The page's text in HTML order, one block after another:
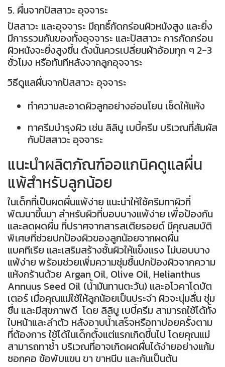
5. ผื่นจากปัสสาวะ อุจจาระ
ปัสสาวะ และอุจจาระ มีฤทธิ์กัดกร่อนผิวหนังสูง และยิ่ง
มีการรวมกันของทั้งอุจจาระ และปัสสาวะ การกัดกร่อน
ผิวหนังจะยิ่งสูงขึ้น ดังนั้นควรเปลี่ยนผ้าอ้อมทุก ๆ 2-3
ชั่วโมง หรือทันทีหลังจากลูกอุจจาระ
วิธีดูแลผื่นจากปัสสาวะ อุจจาระ
ทำความสะอาดผิวลูกอย่างอ่อนโยน เช็ดให้แห้ง
ทาครีมบำรุงผิว เช่น ลิลิบู เบบี้ครีม บริเวณที่สัมผัส
กับปัสสาวะ อุจจาระ
แนะนำผลิตภัณฑ์ออแกนิคดูแลผื่น
แพ้สำหรับลูกน้อย
ในเด็กที่เป็นผดผื่นแพ้ง่าย แนะนำให้ใช้ครีมทาผิวที่
พัฒนาขึ้นมา สำหรับผิวที่บอบบางแพ้ง่าย เพื่อป้องกัน
และลดผดผื่น ที่ปราศจากสารสเตียรอยด์ มีคุณสมบัติ
พิเศษที่ช่วยปกป้องผิวของลูกน้อยจากผดผื่น
แบคทีเรีย และเสริมสร้างชั้นผิวให้แข็งแรง ไม่บอบบาง
แพ้ง่าย พร้อมช่วยเพิ่มความชุ่มชื้นปกป้องผิวจากความ
แห้งกร้านด้วย Argan Oil, Olive Oil, Helianthus
Annuus Seed Oil (น้ำมันทานตะวัน) และอโวคาโดบัต
เตอร์ เมื่อคุณแม่ใช้ให้ลูกน้อยเป็นประจำ ผิวจะนุ่มลื่น ชุ่ม
ชื่น และมีสุขภาพดี โดย ลิลิบู เบบี้ครีม สามารถใช้ได้ทั้ง
ใบหน้าและลำตัว หลังอาบน้ำเสร็จหรือทาบ่อยครั้งตาม
ที่ต้องการ ใช้ได้ในเด็กตั้งแต่แรกเกิดขึ้นไป โดยคุณแม่
สามารถทาซ้ำ บริเวณที่อาจเกิดผดผื่นได้ง่ายอย่างแก้ม
ซอกคอ ข้อพับแขน ขา ขาหนีบ และก้นเป็นต้น